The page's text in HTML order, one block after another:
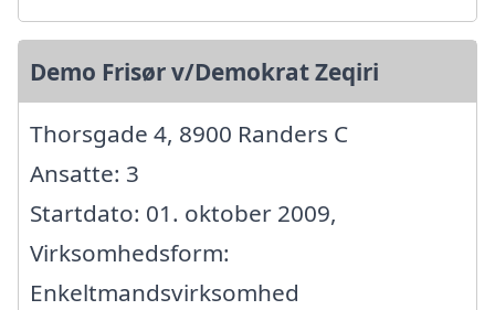
Demo Frisør v/Demokrat Zeqiri
Thorsgade 4, 8900 Randers C
Ansatte: 3
Startdato: 01. oktober 2009,
Virksomhedsform:
Enkeltmandsvirksomhed